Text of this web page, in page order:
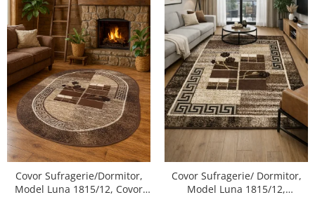
Covor Sufragerie/Dormitor,
Model Luna 1815/12, Covor
Covor Sufragerie/ Dormitor,
Model Luna 1815/12,